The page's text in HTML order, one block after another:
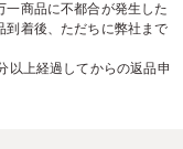
商品に不都合が発生した
到着後、ただちに弊社まで
以上経過してからの返品申